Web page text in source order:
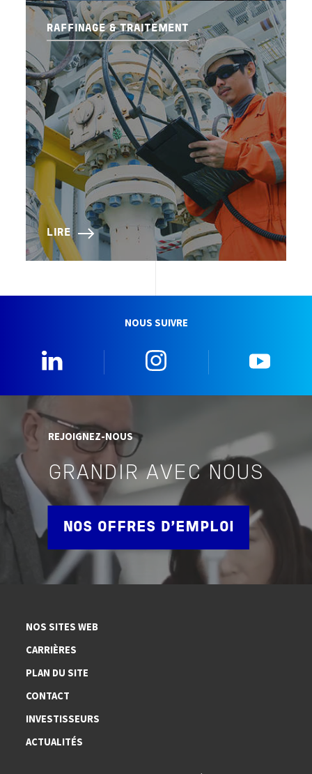
RAFFINAGE & TRAITEMENT
LIRE
NOUS SUIVRE
REJOIGNEZ-NOUS
GRANDIR AVEC NOUS
NOS OFFRES D'EMPLOI
NOS SITES WEB
CARRIÈRES
PLAN DU SITE
CONTACT
INVESTISSEURS
ACTUALITÉS